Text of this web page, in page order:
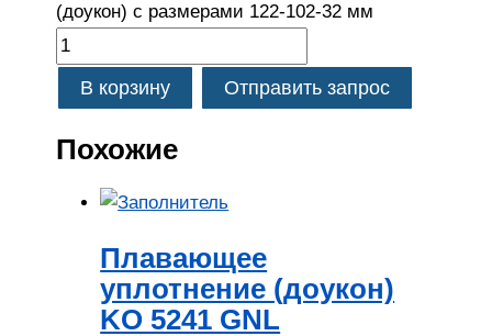
(доукон) с размерами 122-102-32 мм
В корзину Отправить запрос
Похожие
Плавающее
уплотнение (доукон)
KO 5241 GNL